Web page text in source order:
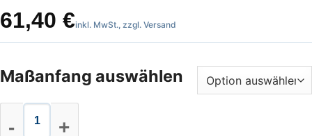
61,40 €inkl. MwSt., zzgl. Versand
Maßanfang auswählen
Stahl Maßband Länge 30 m, mm